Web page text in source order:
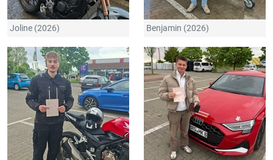
Joline (2026) Benjamin (2026)